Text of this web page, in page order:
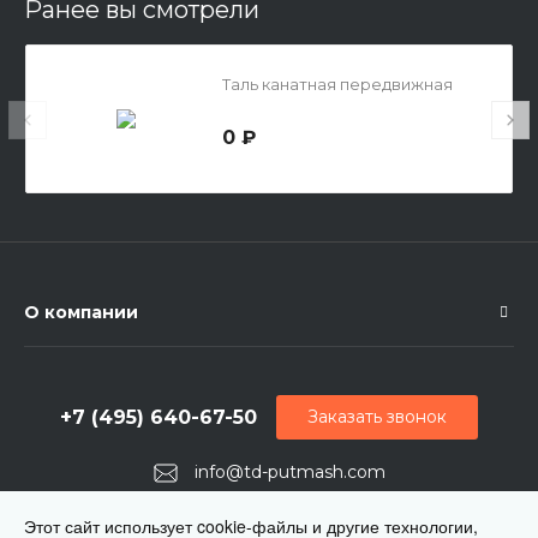
Ранее вы смотрели
Таль канатная передвижная
0 ₽
О компании
info@td-putmash.com
+7 (495) 640-67-50
г. Москва, 1-й Кирпичный переулок, дом 2
Заказать звонок
Этот сайт использует cookie-файлы и другие технологии,